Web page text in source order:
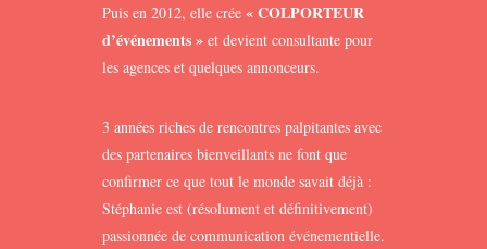
Puis en 2012, elle crée « COLPORTEUR
d’événements » et devient consultante pour
les agences et quelques annonceurs.
3 années riches de rencontres palpitantes avec
des partenaires bienveillants ne font que
confirmer ce que tout le monde savait déjà :
Stéphanie est (résolument et définitivement)
passionnée de communication événementielle.